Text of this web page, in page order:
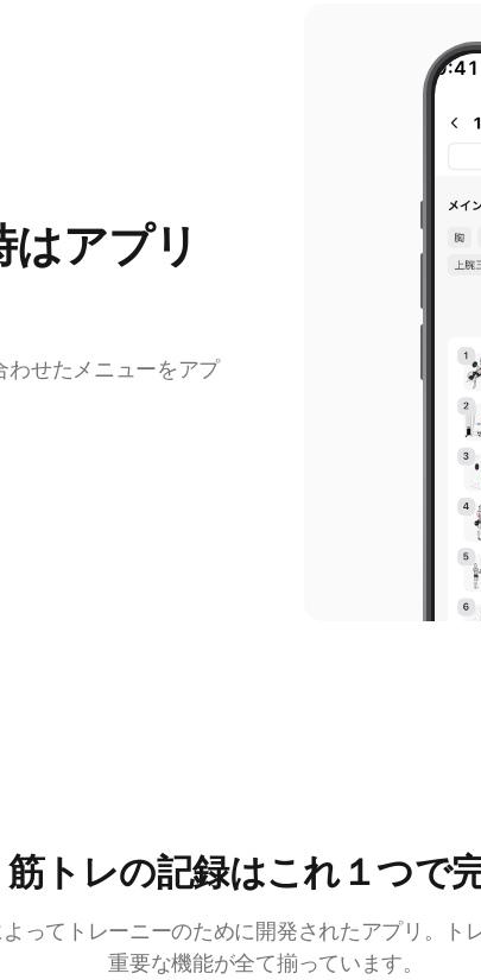
アプリ
わせたメニューをアプ
9:41
筋トレの記録はこれ１つで
ってトレーニーのために開発されたアプリ。ト
重要な機能が全て揃っています。